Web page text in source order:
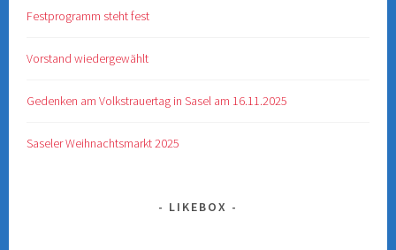
Festprogramm steht fest
Vorstand wiedergewählt
Gedenken am Volkstrauertag in Sasel am 16.11.2025
Saseler Weihnachtsmarkt 2025
LIKEBOX